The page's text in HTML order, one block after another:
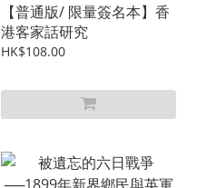
【普通版/ 限量簽名本】香
港客家話研究
HK$108.00